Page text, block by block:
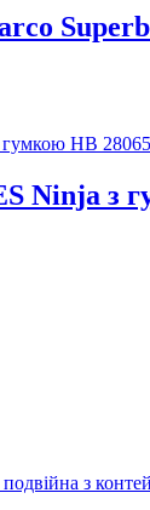
Ninja з